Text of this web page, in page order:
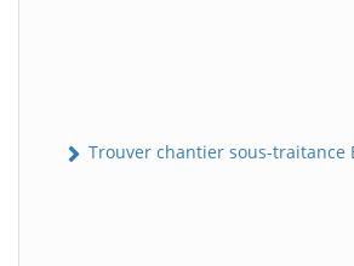
Trouver chantier sous-traitance